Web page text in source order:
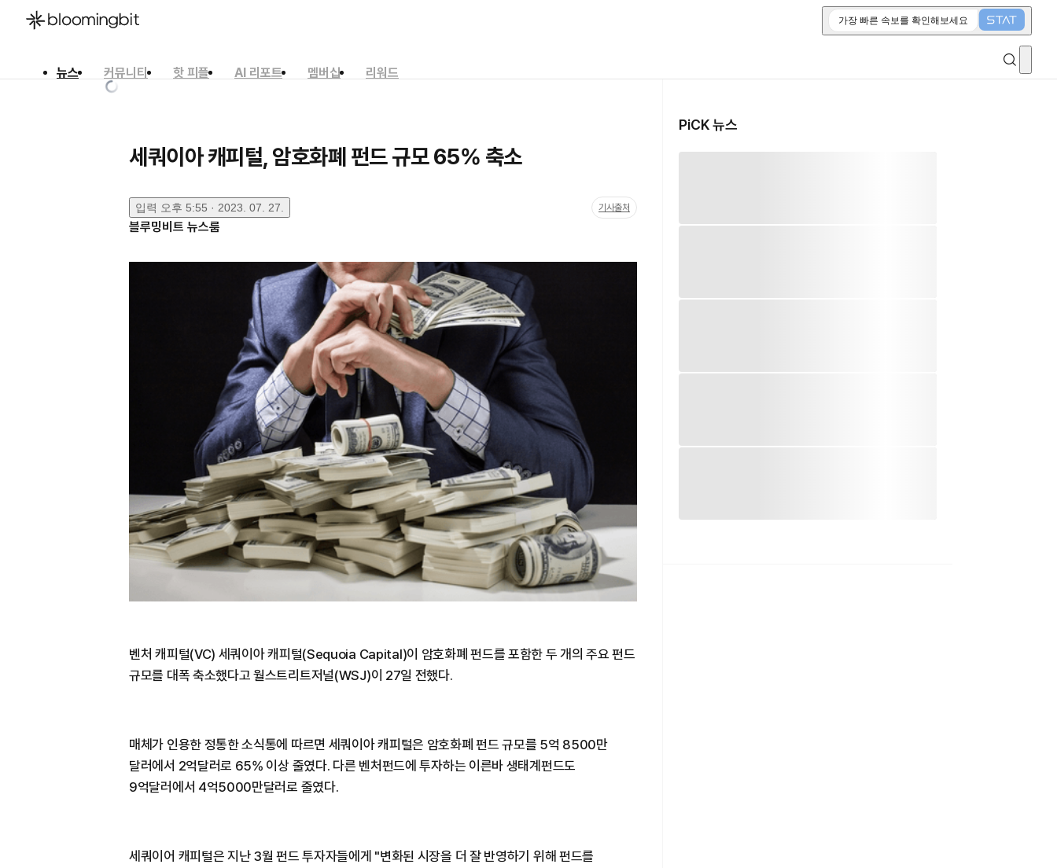
가장 빠른 속보를 확인해보세요
뉴스 커뮤니티 핫 피플 AI 리포트 멤버십
리워드
세쿼이아 캐피털, 암호화폐 펀드 규모 65% 축소
입력 오후 5:55 · 2023. 07. 27. 기사출처
블루밍비트 뉴스룸
벤처 캐피털(VC) 세쿼이아 캐피털(Sequoia Capital)이 암호화폐 펀드를 포함한 두 개의 주요 펀드
규모를 대폭 축소했다고 월스트리트저널(WSJ)이 27일 전했다.
매체가 인용한 정통한 소식통에 따르면 세쿼이아 캐피털은 암호화폐 펀드 규모를 5억 8500만
달러에서 2억달러로 65% 이상 줄였다. 다른 벤처펀드에 투자하는 이른바 생태계펀드도
9억달러에서 4억5000만달러로 줄였다.
세쿼이어 캐피털은 지난 3월 펀드 투자자들에게 "변화된 시장을 더 잘 반영하기 위해 펀드를
PiCK 뉴스